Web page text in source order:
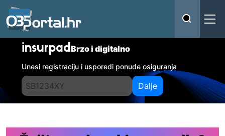
insurpadBrzo i digitalno
Unesi registraciju i usporedi ponude osiguranja
Dalje